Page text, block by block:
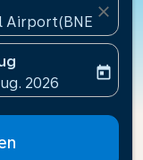
Airport(BNE),
close
labelreturn-date-
2026
today